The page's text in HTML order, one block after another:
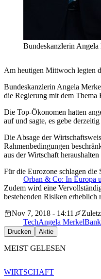
Bundeskanzlerin
Am heutigen Mittwoch legten
Bundeskanzlerin Angela
die Regierung mit dem Thema
Die Top-Ökonomen hatten
auf und sagte, es gebe
Die Absage der
Rahmenbedingungen
aus der Wirtschaft
Orban & Co: In Europa
Für die Eurozone schlagen die
Zudem wird eine
bestehenden Risiken
Nov 7, 2018 - 14:11
TechAngela Merkel
Drucken Aktie
MEIST GELESEN
WIRTSCHAFT